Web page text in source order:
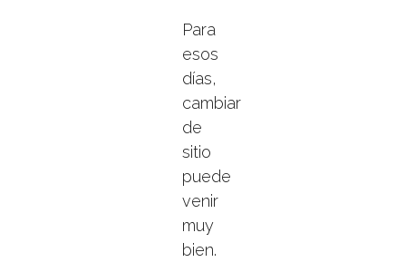
Para
esos
días,
cambiar
de
sitio
puede
venir
muy
bien.